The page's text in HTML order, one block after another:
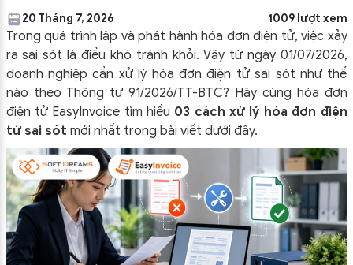
20 Tháng 7, 2026 1009 lượt xem
Trong quá trình lập và phát hành hóa đơn điện tử, việc xảy
ra sai sót là điều khó tránh khỏi. Vậy từ ngày 01/07/2026,
doanh nghiệp cần xử lý hóa đơn điện tử sai sót như thế
nào theo Thông tư 91/2026/TT-BTC? Hãy cùng hóa đơn
điện tử EasyInvoice tìm hiểu 03 cách xử lý hóa đơn điện
tử sai sót mới nhất trong bài viết dưới đây.